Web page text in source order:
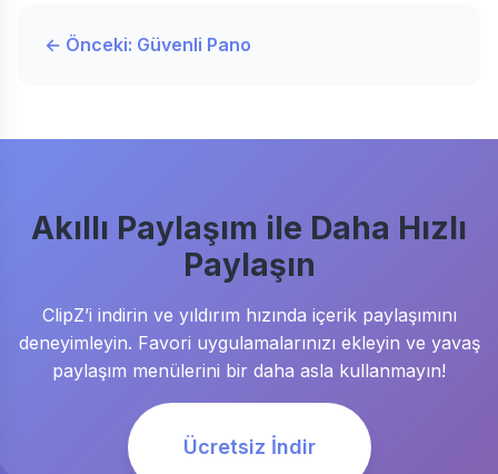
← Önceki: Güvenli Pano
Akıllı Paylaşım ile Daha Hızlı
Paylaşın
ClipZ’i indirin ve yıldırım hızında içerik paylaşımını
deneyimleyin. Favori uygulamalarınızı ekleyin ve yavaş
paylaşım menülerini bir daha asla kullanmayın!
Ücretsiz İndir